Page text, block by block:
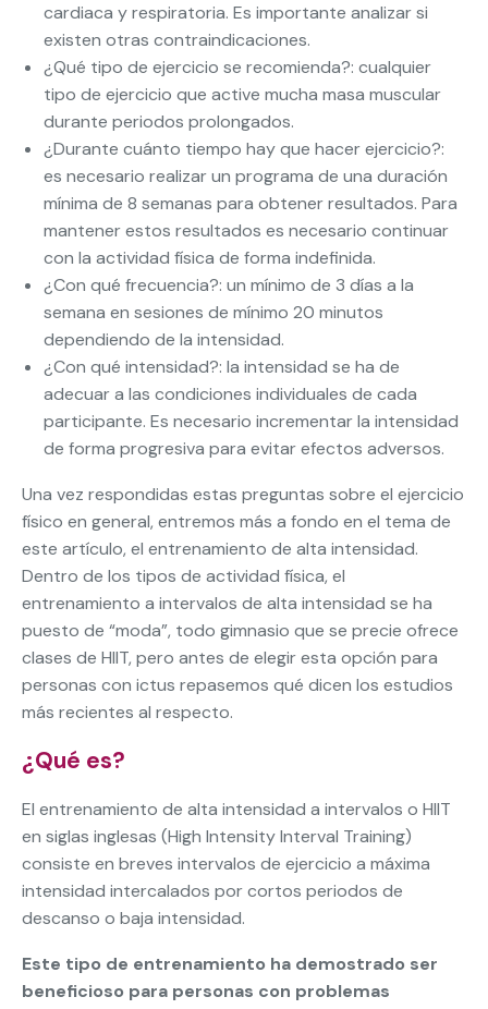
cardiaca y respiratoria. Es importante analizar si
existen otras contraindicaciones.
¿Qué tipo de ejercicio se recomienda?: cualquier
tipo de ejercicio que active mucha masa muscular
durante periodos prolongados.
¿Durante cuánto tiempo hay que hacer ejercicio?:
es necesario realizar un programa de una duración
mínima de 8 semanas para obtener resultados. Para
mantener estos resultados es necesario continuar
con la actividad física de forma indefinida.
¿Con qué frecuencia?: un mínimo de 3 días a la
semana en sesiones de mínimo 20 minutos
dependiendo de la intensidad.
¿Con qué intensidad?: la intensidad se ha de
adecuar a las condiciones individuales de cada
participante. Es necesario incrementar la intensidad
de forma progresiva para evitar efectos adversos.
Una vez respondidas estas preguntas sobre el ejercicio
físico en general, entremos más a fondo en el tema de
este artículo, el entrenamiento de alta intensidad.
Dentro de los tipos de actividad física, el
entrenamiento a intervalos de alta intensidad se ha
puesto de “moda”, todo gimnasio que se precie ofrece
clases de HIIT, pero antes de elegir esta opción para
personas con ictus repasemos qué dicen los estudios
más recientes al respecto.
¿Qué es?
El entrenamiento de alta intensidad a intervalos o HIIT
en siglas inglesas (High Intensity Interval Training)
consiste en breves intervalos de ejercicio a máxima
intensidad intercalados por cortos periodos de
descanso o baja intensidad.
Este tipo de entrenamiento ha demostrado ser
beneficioso para personas con problemas